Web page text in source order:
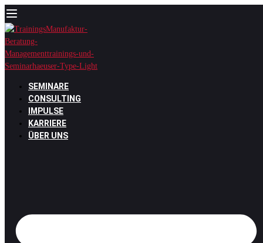
Zum
Inhalt
springen
SEMINARE
CONSULTING
IMPULSE
KARRIERE
ÜBER UNS